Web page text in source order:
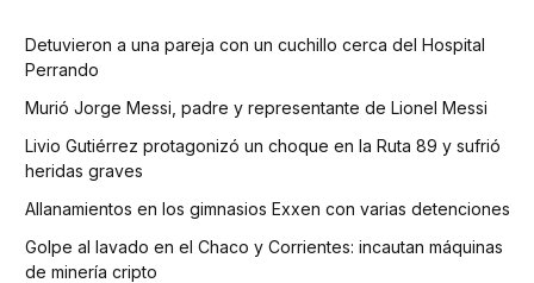
Detuvieron a una pareja con un cuchillo cerca del Hospital
Perrando
Murió Jorge Messi, padre y representante de Lionel Messi
Livio Gutiérrez protagonizó un choque en la Ruta 89 y sufrió
heridas graves
Allanamientos en los gimnasios Exxen con varias detenciones
Golpe al lavado en el Chaco y Corrientes: incautan máquinas
de minería cripto